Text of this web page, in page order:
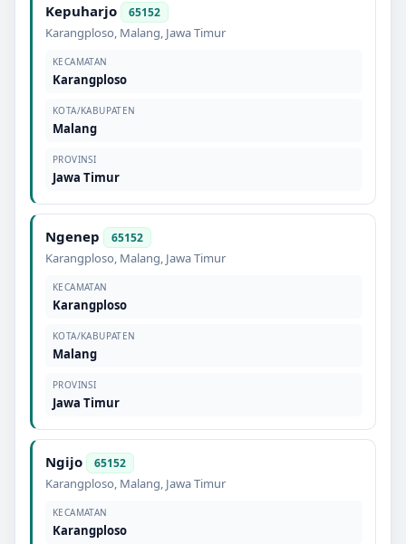
Kepuharjo 65152
Karangploso, Malang, Jawa Timur
KECAMATAN
Karangploso
KOTA/KABUPATEN
Malang
PROVINSI
Jawa Timur
Ngenep 65152
Karangploso, Malang, Jawa Timur
KECAMATAN
Karangploso
KOTA/KABUPATEN
Malang
PROVINSI
Jawa Timur
Ngijo 65152
Karangploso, Malang, Jawa Timur
KECAMATAN
Karangploso